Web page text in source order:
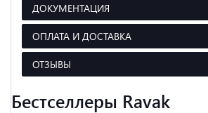
ДОКУМЕНТАЦИЯ
ОПЛАТА И ДОСТАВКА
ОТЗЫВЫ
Бестселлеры Ravak